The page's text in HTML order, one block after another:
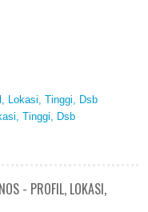
Lokasi, Tinggi, Dsb
Tinggi, Dsb
- PROFIL, LOKASI,